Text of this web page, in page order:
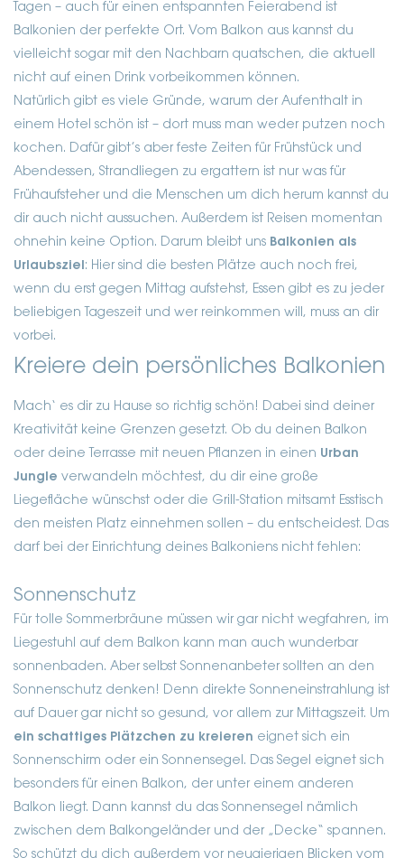
Tagen – auch für einen entspannten Feierabend ist
Balkonien der perfekte Ort. Vom Balkon aus kannst du
vielleicht sogar mit den Nachbarn quatschen, die aktuell
nicht auf einen Drink vorbeikommen können.
Natürlich gibt es viele Gründe, warum der Aufenthalt in
einem Hotel schön ist – dort muss man weder putzen noch
kochen. Dafür gibt’s aber feste Zeiten für Frühstück und
Abendessen, Strandliegen zu ergattern ist nur was für
Frühaufsteher und die Menschen um dich herum kannst du
dir auch nicht aussuchen. Außerdem ist Reisen momentan
ohnehin keine Option. Darum bleibt uns Balkonien als
Urlaubsziel : Hier sind die besten Plätze auch noch frei,
wenn du erst gegen Mittag aufstehst, Essen gibt es zu jeder
beliebigen Tageszeit und wer reinkommen will, muss an dir
vorbei.
Kreiere dein persönliches Balkonien
Mach‘ es dir zu Hause so richtig schön! Dabei sind deiner
Kreativität keine Grenzen gesetzt. Ob du deinen Balkon
oder deine Terrasse mit neuen Pflanzen in einen Urban
Jungle verwandeln möchtest, du dir eine große
Liegefläche wünschst oder die Grill-Station mitsamt Esstisch
den meisten Platz einnehmen sollen – du entscheidest. Das
darf bei der Einrichtung deines Balkoniens nicht fehlen:
Sonnenschutz
Für tolle Sommerbräune müssen wir gar nicht wegfahren, im
Liegestuhl auf dem Balkon kann man auch wunderbar
sonnenbaden. Aber selbst Sonnenanbeter sollten an den
Sonnenschutz denken! Denn direkte Sonneneinstrahlung ist
auf Dauer gar nicht so gesund, vor allem zur Mittagszeit. Um
ein schattiges Plätzchen zu kreieren eignet sich ein
Sonnenschirm oder ein Sonnensegel. Das Segel eignet sich
besonders für einen Balkon, der unter einem anderen
Balkon liegt. Dann kannst du das Sonnensegel nämlich
zwischen dem Balkongeländer und der „Decke“ spannen.
So schützt du dich außerdem vor neugierigen Blicken vom